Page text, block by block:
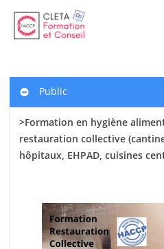
main
Public
>Formation en hygiène
restauration collective
hôpitaux, EHPAD, cuisines